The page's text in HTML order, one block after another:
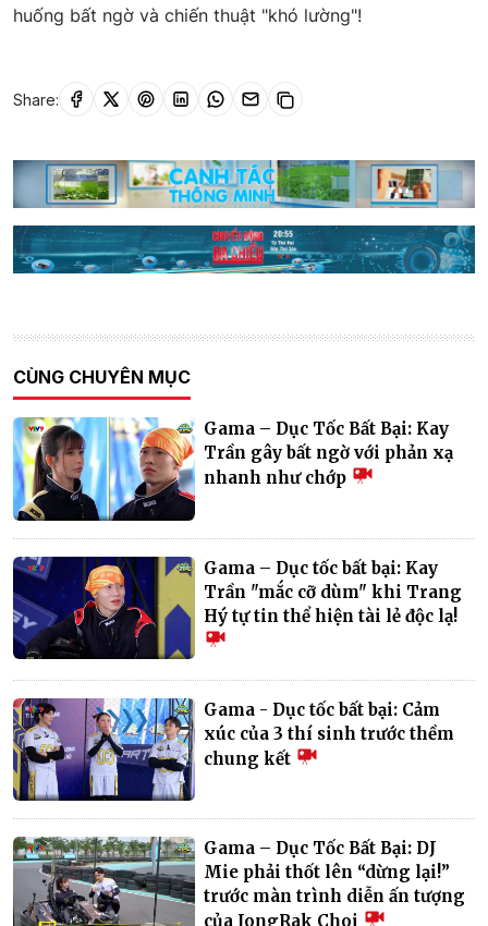
huống bất ngờ và chiến thuật "khó lường"!
Share:
CÙNG CHUYÊN MỤC
Gama – Dục Tốc Bất Bại: Kay
Trần gây bất ngờ với phản xạ
nhanh như chớp
Gama – Dục tốc bất bại: Kay
Trần "mắc cỡ dùm" khi Trang
Hý tự tin thể hiện tài lẻ độc lạ!
Gama - Dục tốc bất bại: Cảm
xúc của 3 thí sinh trước thềm
chung kết
Gama – Dục Tốc Bất Bại: DJ
Mie phải thốt lên “dừng lại!”
trước màn trình diễn ấn tượng
của JongRak Choi